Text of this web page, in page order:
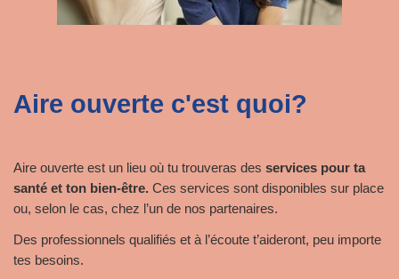
Aire ouverte c'est quoi?
Aire ouverte est un lieu où tu trouveras des services pour ta
santé et ton bien-être. Ces services sont disponibles sur place
ou, selon le cas, chez l’un de nos partenaires.
Des professionnels qualifiés et à l’écoute t’aideront, peu importe
tes besoins.